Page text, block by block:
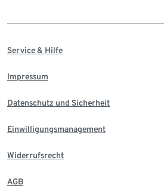
Service & Hilfe
Impressum
Datenschutz und Sicherheit
Einwilligungsmanagement
Widerrufsrecht
AGB